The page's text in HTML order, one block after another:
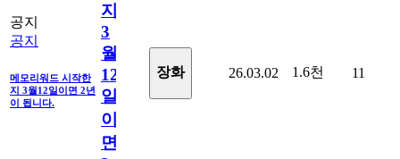
공지
공지
메모리워드 시작한
지 3월12일이면 2년
이 됩니다.
지
3
월
12
일
이
면
장화 26.03.02 1.6천 11